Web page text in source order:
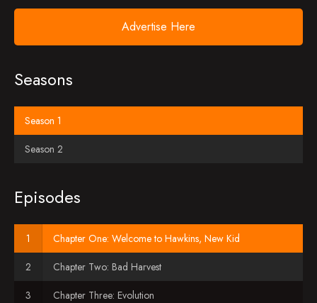
Advertise Here
Seasons
Season 1
Season 2
Episodes
Chapter One: Welcome to Hawkins, New Kid
Chapter Two: Bad Harvest
Chapter Three: Evolution